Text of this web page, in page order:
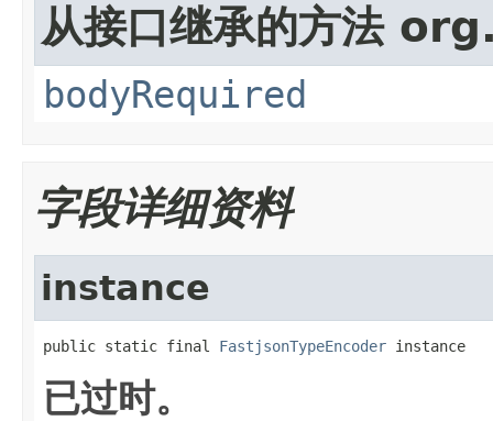
从接口继承的方法
bodyRequired
字段详细资料
instance
public static final FastjsonTypeEncoder instance
已过时。